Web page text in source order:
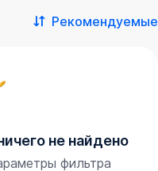
Рекомендуемые
не найдено
фильтра